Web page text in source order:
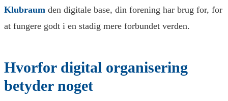
Klubraum den digitale base, din forening har brug for, for
at fungere godt i en stadig mere forbundet verden.
Hvorfor digital organisering
betyder noget